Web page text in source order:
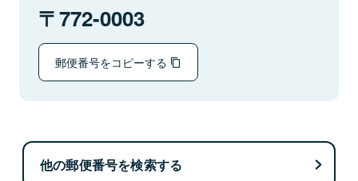
772-0003
郵便番号をコピーする
他の郵便番号を検索する